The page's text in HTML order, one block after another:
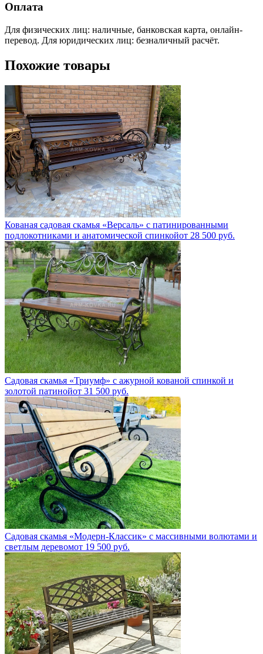
Оплата
Для физических лиц: наличные, банковская карта, онлайн-
перевод. Для юридических лиц: безналичный расчёт.
Похожие товары
Кованая садовая скамья «Версаль» с патинированными
подлокотниками и анатомической спинкойот 28 500 руб.
Садовая скамья «Триумф» с ажурной кованой спинкой и
золотой патинойот 31 500 руб.
Садовая скамья «Модерн-Классик» с массивными волютами и
светлым деревомот 19 500 руб.